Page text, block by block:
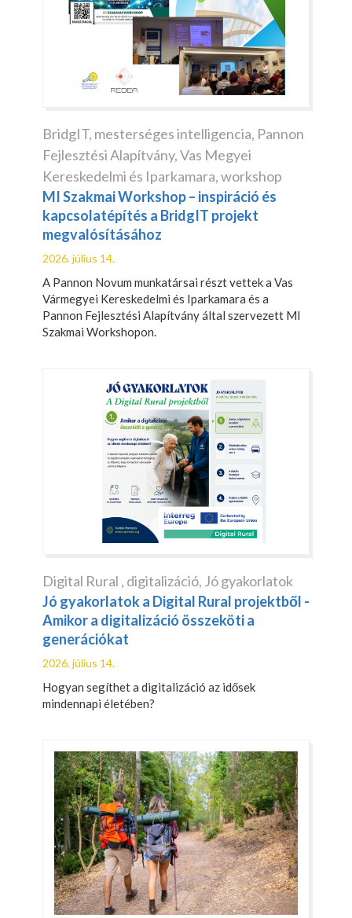
BridgIT, mesterséges intelligencia, Pannon
Fejlesztési Alapítvány,Vas Megyei
Kereskedelmi és Iparkamara,workshop
MI Szakmai Workshop – inspiráció és
kapcsolatépítés a BridgIT projekt
megvalósításához
2026. július 14.
A Pannon Novum munkatársai részt vettek a Vas
Vármegyei Kereskedelmi és Iparkamara és a
Pannon Fejlesztési Alapítvány által szervezett MI
Szakmai Workshopon.
Digital Rural , digitalizáció, Jó gyakorlatok
Jó gyakorlatok a Digital Rural projektből -
Amikor a digitalizáció összeköti a
generációkat
2026. július 14.
Hogyan segíthet a digitalizáció az idősek
mindennapi életében?